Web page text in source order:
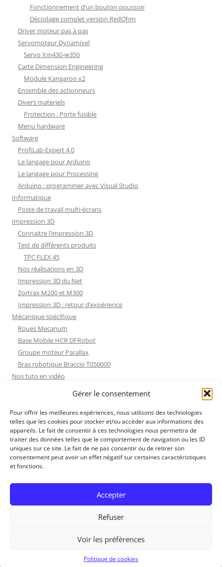
Gérer le consentement
Pour offrir les meilleures expériences, nous utilisons des technologies
telles que les cookies pour stocker et/ou accéder aux informations des
appareils. Le fait de consentir à ces technologies nous permettra de
traiter des données telles que le comportement de navigation ou les ID
uniques sur ce site. Le fait de ne pas consentir ou de retirer son
consentement peut avoir un effet négatif sur certaines caractéristiques
et fonctions.
Accepter
Refuser
Voir les préférences
Politique de cookies
Fonctionnement d’un bouton poussoir
Décodage complet version RedOhm
Driver moteur pas à pas
Servomoteur Dynamixel
Servo Xm430-w350
Carte Dimension Engineering
Module Kangaroo x2
Ensemble des actionneurs
Divers materiels
Protection : Porte fusible
Menu hardware
Software
ProfiLab-Expert 4.0
Le langage pour Arduino
Le langage pour Processing
Arduino : programmer avec Visual Studio
Informatique
Poste de travail multi-écrans
Impression 3D
Connaitre l’impression 3D
Test de différents produits
TPC FLEX 45
Nos réalisations en 3D
Impression 3D du Net
Zortrax M200 et M300
Impression 3D : retour d’expérience
Mécanique spécifique
Roues Mecanum
Base Mobile HCR DFRobot
Groupe moteur Parallax
Bras robotique Braccio T050000
Nos tuto en vidéo
Les Moteurs Pas à Pas
Projets Processing
Amélioration de l’habitat
Tir sportif
Fichiers dessin
Fichiers dessin
Contact et mentions légales
RedOhm, 2014